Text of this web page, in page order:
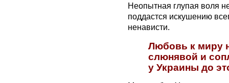
Неопытная глупая воля
поддастся искушению
ненависти.
Любовь к миру
слюнявой и
у Украины до